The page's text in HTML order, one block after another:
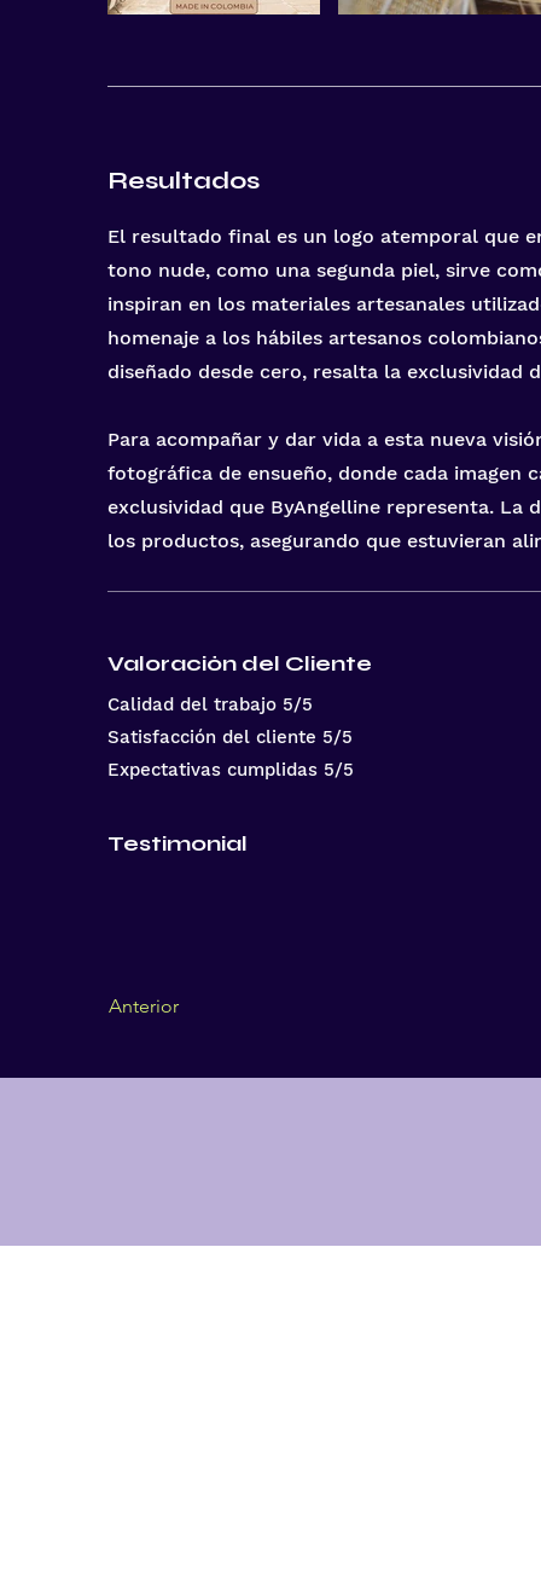
Resultados
El resultado final es un logo atemporal que
tono nude, como una segunda piel, sirve
inspiran en los materiales artesanales
homenaje a los hábiles artesanos
diseñado desde cero, resalta la exclusividad
Para acompañar y dar vida a esta nueva
fotográfica de ensueño, donde cada imagen
exclusividad que ByAngelline representa.
los productos, asegurando que estuvieran
Valoración del Cliente
Calidad del trabajo 5/5
Satisfacción del cliente 5/5
Expectativas cumplidas 5/5
Testimonial
Anterior